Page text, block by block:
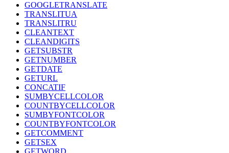
GOOGLETRANSLATE
TRANSLITUA
TRANSLITRU
CLEANTEXT
CLEANDIGITS
GETSUBSTR
GETNUMBER
GETDATE
GETURL
CONCATIF
SUMBYCELLCOLOR
COUNTBYCELLCOLOR
SUMBYFONTCOLOR
COUNTBYFONTCOLOR
GETCOMMENT
GETSEX
GETWORD